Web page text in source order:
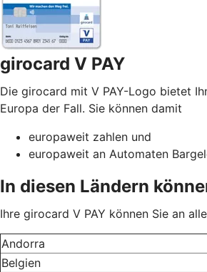
girocard V PAY
Die girocard mit V PAY-Logo bietet
Europa der Fall. Sie können damit
europaweit zahlen und
europaweit an Automaten
In diesen Ländern
Ihre girocard V PAY können Sie an
Andorra
Belgien